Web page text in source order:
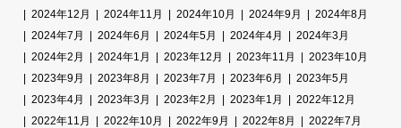
2024年12月
2024年11月 2024年10月 2024年9月
2024年8月
2024年7月
2024年6月 2024年5月 2024年4月
2024年3月
2024年2月
2024年1月 2023年12月 2023年11月
2023年10月
2023年9月
2023年8月 2023年7月 2023年6月
2023年5月
2023年4月
2023年3月 2023年2月 2023年1月
2022年12月
2022年11月
2022年10月 2022年9月 2022年8月
2022年7月